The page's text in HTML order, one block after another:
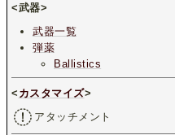
<武器>
武器一覧
弾薬
Ballistics
< カスタマイズ>
アタッチメント